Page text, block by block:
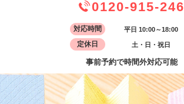
0120-915-246
対応時間 平日 10:00～18:00
定休日 土・日・祝日
事前予約で時間外対応可能